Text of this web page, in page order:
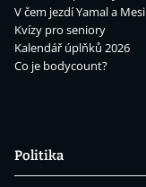
V čem jezdí Yamal a
Kvízy pro seniory
Kalendář úplňků 2026
Co je bodycount?
Politika